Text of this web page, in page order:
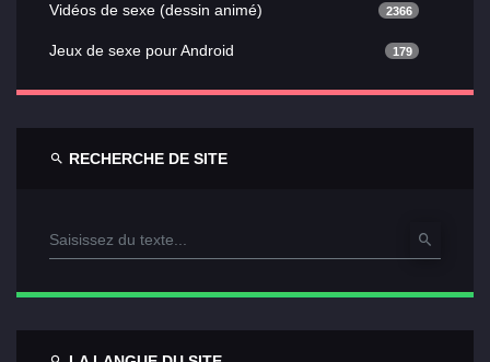
Vidéos de sexe (dessin animé) 2366
Jeux de sexe pour Android 179
RECHERCHE DE SITE